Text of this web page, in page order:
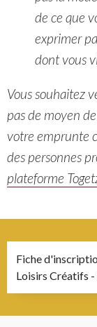
de ce que
exprimer
dont vous
Vous souhaitez
pas de moyen
votre emprunte
des personnes
plateforme
Télécharger le
Fiche
Loisirs Créatifs